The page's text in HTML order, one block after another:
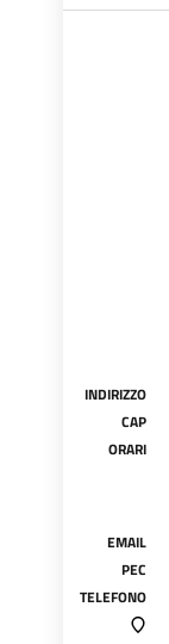
INDIRIZZO
CAP
ORARI
EMAIL
PEC
TELEFONO